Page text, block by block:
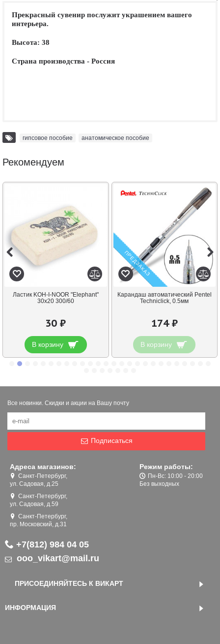
Прекрасный сувенир послужит украшением вашего
интерьера.
Высота: 38
Страна производства - Россия
гипсовое пособие анатомическое пособие
Рекомендуем
Ластик KOH-I-NOOR "Elephant"
30х20 300/60
30 ₽
В корзину
ПРЕДЗАКАЗ
Карандаш автоматический Pentel
Techniclick, 0.5мм
174 ₽
В корзину
Все новинки. Скидки и акции на Вашу почту
Подписаться
Адреса магазинов:
Санкт-Петербург,
ул. Садовая, д.25
Санкт-Петербург,
ул. Садовая, д.59
Санкт-Петербург,
пр. Московский, д.31
Режим работы:
Пн-Вс: 10:00 - 20:00
Без выходных
+7(812) 984 04 05
ooo_vikart@mail.ru
ПРИСОЕДИНЯЙТЕСЬ К ВИКАРТ
ИНФОРМАЦИЯ